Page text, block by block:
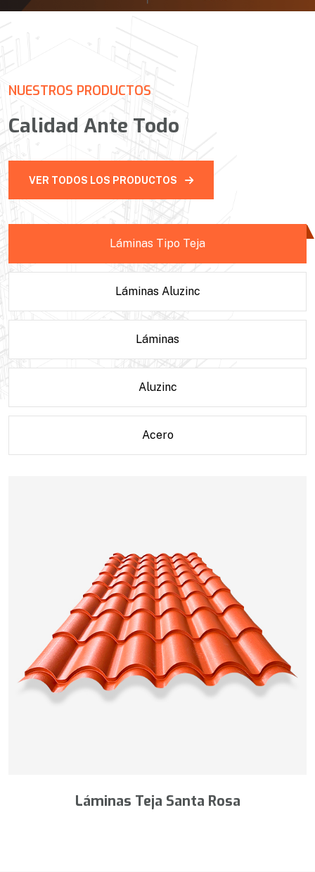
NUESTROS PRODUCTOS
Calidad Ante Todo
VER TODOS LOS PRODUCTOS
Láminas Tipo Teja
Láminas Aluzinc
Láminas
Aluzinc
Acero
Láminas Teja Santa Rosa